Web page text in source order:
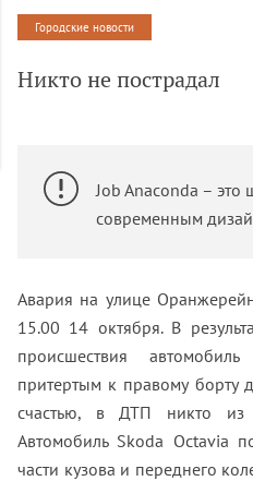
Городские новости
Никто не пострадал
Job Anaconda – это
современным
Авария на улице
15.00 14 октября. В
происшествия
притертым к правому борту
счастью, в ДТП никто из
Автомобиль Skoda Octavia
части кузова и переднего